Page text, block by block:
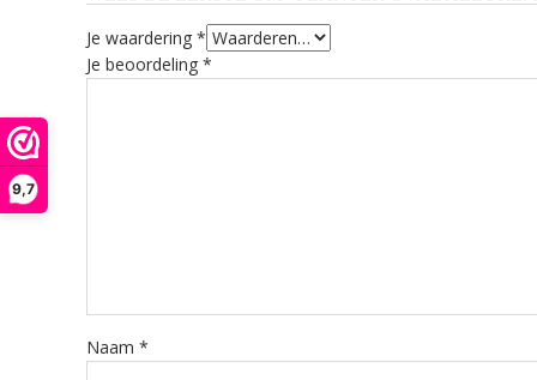
9,7
Je waardering *
Je beoordeling *
Naam *